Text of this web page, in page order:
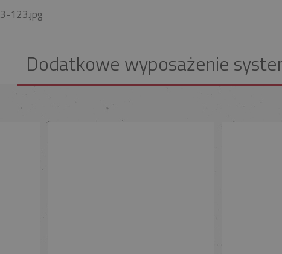
123.jpg
Dodatkowe wyposażenie